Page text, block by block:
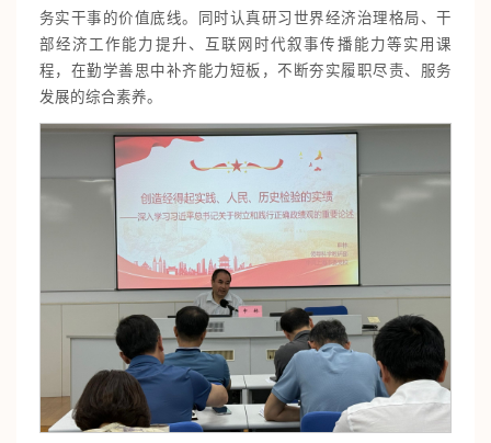
务实干事的价值底线。同时认真研习世界经济治理格局、干
部经济工作能力提升、互联网时代叙事传播能力等实用课
程，在勤学善思中补齐能力短板，不断夯实履职尽责、服务
发展的综合素养。